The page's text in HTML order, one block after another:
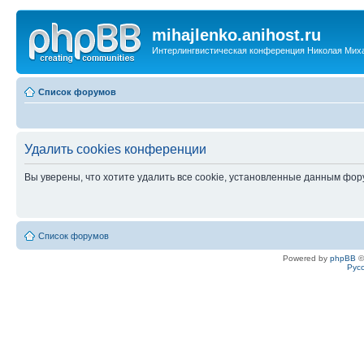
mihajlenko.anihost.ru
Интерлингвистическая конференция Николая
Список форумов
Удалить cookies конференции
Вы уверены, что хотите удалить все cookie, установленные данным
Список форумов
Powered by phpBB